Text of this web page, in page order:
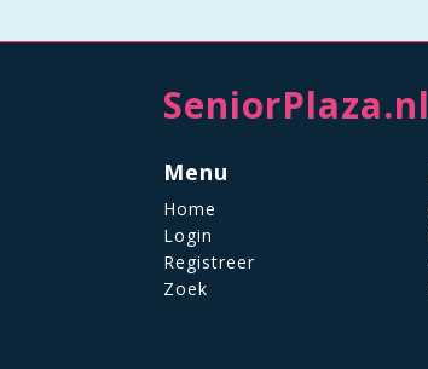
SeniorPlaza.nl
Menu
Home
Login
Registreer
Zoek